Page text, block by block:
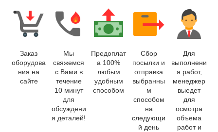
Заказ
оборудова
ния на
сайте
Мы
свяжемся
с Вами в
течение
10 минут
для
обсуждени
я деталей!
Предоплат
а 100%
любым
удобным
способом
Сбор
посылки и
отправка
выбранны
м
способом
на
следующи
й день
Для
выполнени
я работ,
менеджер
выедет
для
осмотра
объема
работ и